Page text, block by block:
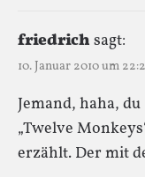
friedrich sagt:
10. Januar 2010 um
Jemand, haha,
„Twelve
erzählt. Der mit